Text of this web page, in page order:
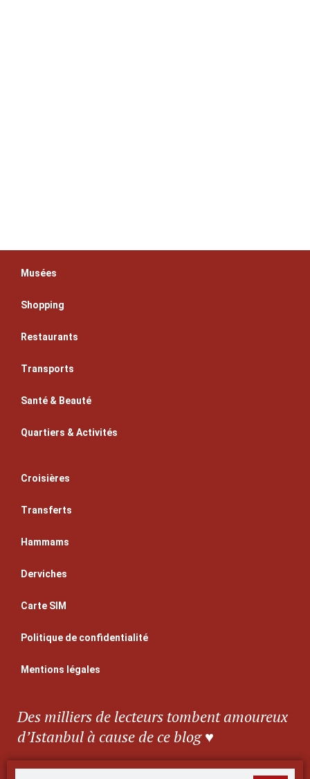
Musées
Shopping
Restaurants
Transports
Santé & Beauté
Quartiers & Activités
Croisières
Transferts
Hammams
Derviches
Carte SIM
Politique de confidentialité
Mentions légales
Des milliers de lecteurs tombent amoureux
d’Istanbul à cause de ce blog ♥